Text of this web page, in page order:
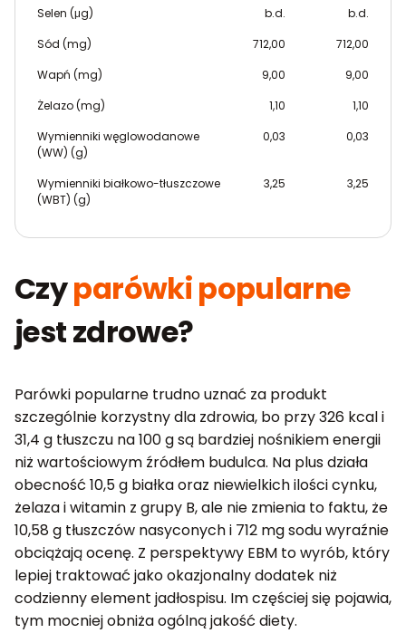
Selen (μg) b.d.
b.d.
Sód (mg)
712,00
712,00
Wapń (mg)
9,00
9,00
Żelazo (mg)
1,10
1,10
Wymienniki węglowodanowe
(WW) (g)
0,03 0,03
Wymienniki białkowo-tłuszczowe
(WBT) (g)
3,25 3,25
Czyparówki popularne
jest zdrowe?
Parówki popularne trudno uznać za produkt
szczególnie korzystny dla zdrowia, bo przy 326 kcal i
31,4 g tłuszczu na 100 g są bardziej nośnikiem energii
niż wartościowym źródłem budulca. Na plus działa
obecność 10,5 g białka oraz niewielkich ilości cynku,
żelaza i witamin z grupy B, ale nie zmienia to faktu, że
10,58 g tłuszczów nasyconych i 712 mg sodu wyraźnie
obciążają ocenę. Z perspektywy EBM to wyrób, który
lepiej traktować jako okazjonalny dodatek niż
codzienny element jadłospisu. Im częściej się pojawia,
tym mocniej obniża ogólną jakość diety.